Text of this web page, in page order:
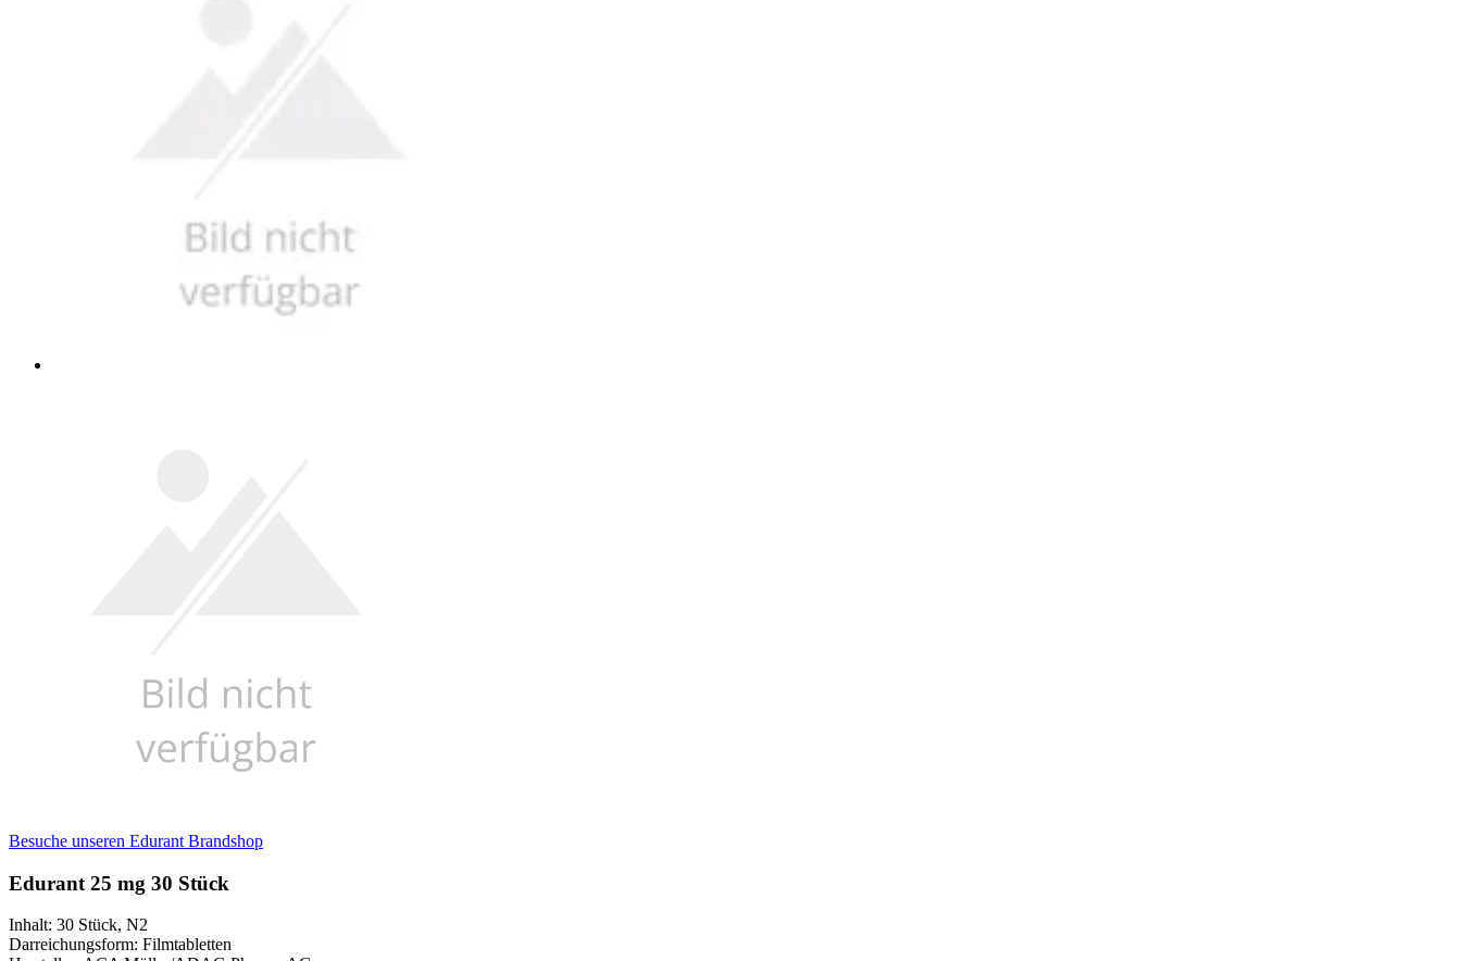
Besuche unseren Edurant Brandshop
Edurant 25 mg 30 Stück
Inhalt: 30 Stück, N2
Darreichungsform: Filmtabletten